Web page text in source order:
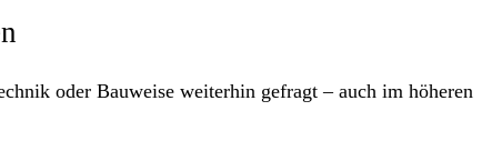
oder Bauweise weiterhin gefragt – auch im höheren